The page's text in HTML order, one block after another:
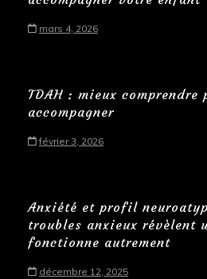
mars 4, 2026
TDAH : mieux comprendre
accompagner
février 3, 2026
Anxiété et profil
troubles anxieux révèlent
fonctionne autrement
décembre 12, 2025